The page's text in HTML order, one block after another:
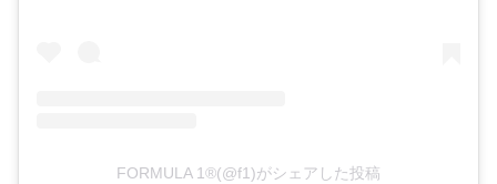
FORMULA 1®(@f1)がシェアした投稿